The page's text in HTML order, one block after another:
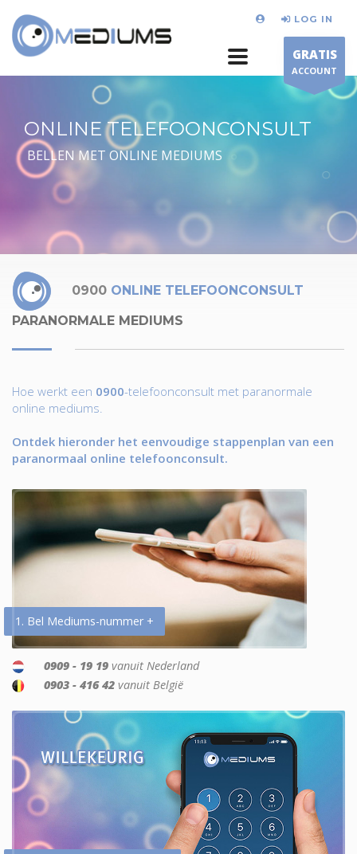
LOG IN
GRATIS
ACCOUNT
ONLINE TELEFOONCONSULT
BELLEN MET ONLINE MEDIUMS
0900 ONLINE TELEFOONCONSULT
PARANORMALE MEDIUMS
Hoe werkt een 0900-telefoonconsult met paranormale
online mediums.
Ontdek hieronder het eenvoudige stappenplan van een
paranormaal online telefoonconsult.
1. Bel Mediums-nummer +
0909 - 19 19 vanuit Nederland
0903 - 416 42 vanuit België